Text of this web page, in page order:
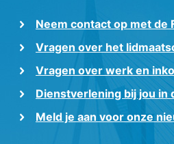
Neem contact op met de
Vragen over het
Vragen over werk en
Dienstverlening bij jou in
Meld je aan voor onze